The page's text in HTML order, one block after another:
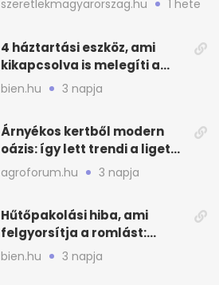
szeretlekmagyarorszag.hu 1 hete
4 háztartási eszköz, ami
kikapcsolva is melegíti a
lakást
bien.hu 3 napja
Árnyékos kertből modern
oázis: így lett trendi a ligetes
zöld
agroforum.hu 3 napja
Hűtőpakolási hiba, ami
felgyorsítja a romlást:
zónákra figyelj
bien.hu 3 napja